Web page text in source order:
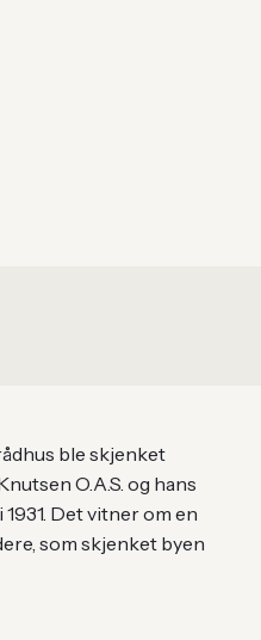
ble skjenket
O.A.S. og hans
Det vitner om en
som skjenket byen